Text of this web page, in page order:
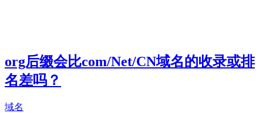
org后缀会比com/Net/CN域名的收录或排
名差吗？
域名